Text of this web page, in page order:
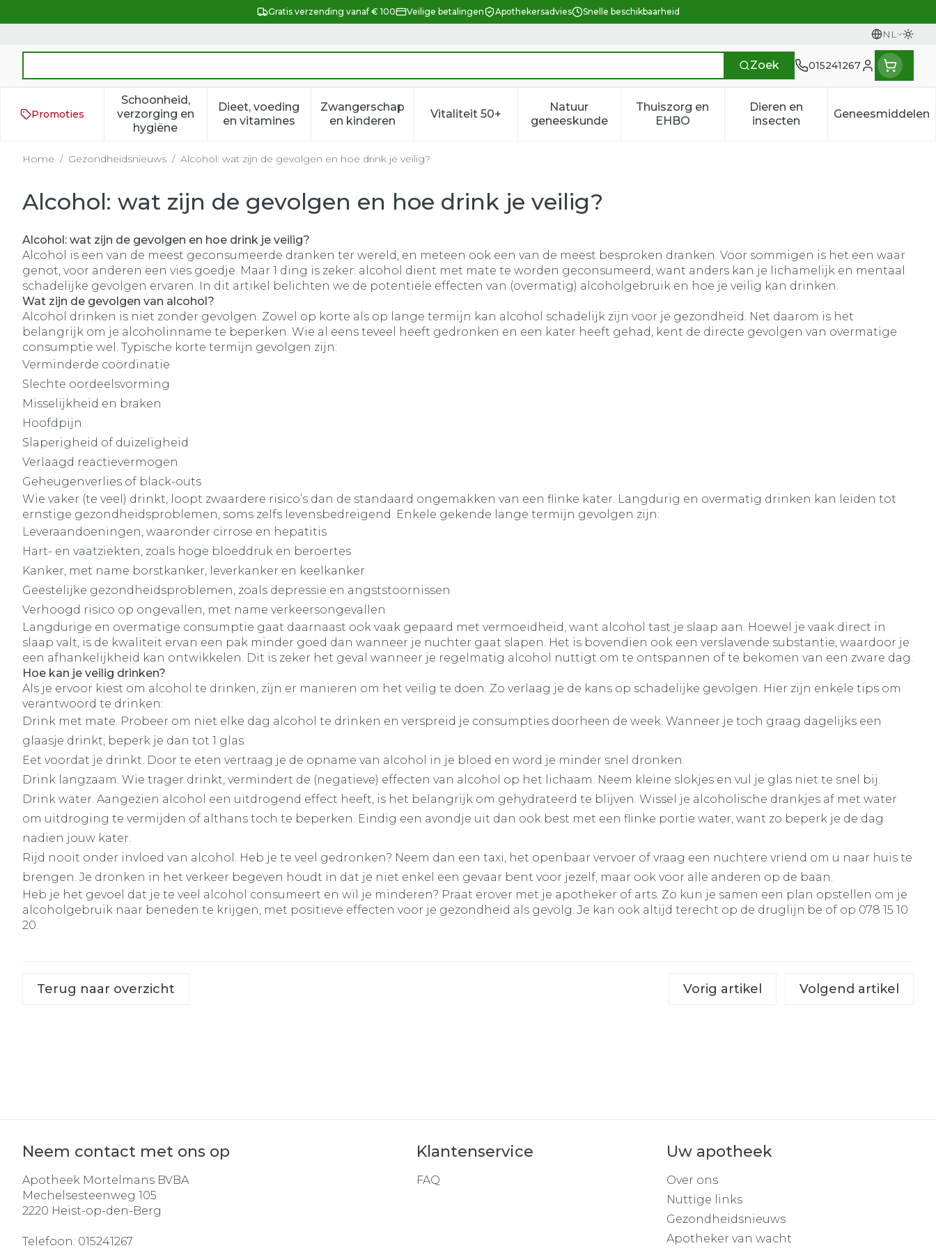
Gratis verzending vanaf € 100 Veilige betalingen Apothekersadvies Snelle beschikbaarheid
NL
Talen
Zoek 015241267
Klant menu
Promoties
Schoonheid,
verzorging en
hygiëne
Toon submenu voor Schoonheid, verzorging en hygiëne categorie
Dieet, voeding
en vitaminesToon submenu voor Dieet, voeding en vitamines categorie
Zwangerschap
en kinderenToon submenu voor Zwangerschap en kinderen categorie
Vitaliteit 50+Toon submenu voor Vitaliteit 50+ categorie
Natuur
geneeskunde
Toon submenu voor Natuur geneeskunde categorie
Thuiszorg en
EHBOToon submenu voor Thuiszorg en EHBO
Dieren en
insectenToon submenu voor Dieren
Geneesmiddelen
Toon
Home / Gezondheidsnieuws / Alcohol: wat zijn de gevolgen en hoe drink je veilig?
Alcohol: wat zijn de gevolgen en hoe drink je veilig?
Alcohol: wat zijn de gevolgen en hoe drink je veilig?
Alcohol is een van de meest geconsumeerde dranken ter wereld, en meteen ook een van de meest besproken dranken. Voor sommigen is het een waar
genot, voor anderen een vies goedje. Maar 1 ding is zeker: alcohol dient met mate te worden geconsumeerd, want anders kan je lichamelijk en mentaal
schadelijke gevolgen ervaren. In dit artikel belichten we de potentiële effecten van (overmatig) alcoholgebruik en hoe je veilig kan drinken.
Wat zijn de gevolgen van alcohol?
Alcohol drinken is niet zonder gevolgen. Zowel op korte als op lange termijn kan alcohol schadelijk zijn voor je gezondheid. Net daarom is het
belangrijk om je alcoholinname te beperken. Wie al eens teveel heeft gedronken en een kater heeft gehad, kent de directe gevolgen van overmatige
consumptie wel. Typische korte termijn gevolgen zijn:
Verminderde coördinatie
Slechte oordeelsvorming
Misselijkheid en braken
Hoofdpijn
Slaperigheid of duizeligheid
Verlaagd reactievermogen
Geheugenverlies of black-outs
Wie vaker (te veel) drinkt, loopt zwaardere risico’s dan de standaard ongemakken van een flinke kater. Langdurig en overmatig drinken kan leiden tot
ernstige gezondheidsproblemen, soms zelfs levensbedreigend. Enkele gekende lange termijn gevolgen zijn:
Leveraandoeningen, waaronder cirrose en hepatitis
Hart- en vaatziekten, zoals hoge bloeddruk en beroertes
Kanker, met name borstkanker, leverkanker en keelkanker
Geestelijke gezondheidsproblemen, zoals depressie en angststoornissen
Verhoogd risico op ongevallen, met name verkeersongevallen
Langdurige en overmatige consumptie gaat daarnaast ook vaak gepaard met vermoeidheid, want alcohol tast je slaap aan. Hoewel je vaak direct in
slaap valt, is de kwaliteit ervan een pak minder goed dan wanneer je nuchter gaat slapen. Het is bovendien ook een verslavende substantie, waardoor je
een afhankelijkheid kan ontwikkelen. Dit is zeker het geval wanneer je regelmatig alcohol nuttigt om te ontspannen of te bekomen van een zware dag.
Hoe kan je veilig drinken?
Als je ervoor kiest om alcohol te drinken, zijn er manieren om het veilig te doen. Zo verlaag je de kans op schadelijke gevolgen. Hier zijn enkele tips om
verantwoord te drinken:
Drink met mate. Probeer om niet elke dag alcohol te drinken en verspreid je consumpties doorheen de week. Wanneer je toch graag dagelijks een
glaasje drinkt, beperk je dan tot 1 glas.
Eet voordat je drinkt. Door te eten vertraag je de opname van alcohol in je bloed en word je minder snel dronken.
Drink langzaam. Wie trager drinkt, vermindert de (negatieve) effecten van alcohol op het lichaam. Neem kleine slokjes en vul je glas niet te snel bij.
Drink water. Aangezien alcohol een uitdrogend effect heeft, is het belangrijk om gehydrateerd te blijven. Wissel je alcoholische drankjes af met water
om uitdroging te vermijden of althans toch te beperken. Eindig een avondje uit dan ook best met een flinke portie water, want zo beperk je de dag
nadien jouw kater.
Rijd nooit onder invloed van alcohol. Heb je te veel gedronken? Neem dan een taxi, het openbaar vervoer of vraag een nuchtere vriend om u naar huis te
brengen. Je dronken in het verkeer begeven houdt in dat je niet enkel een gevaar bent voor jezelf, maar ook voor alle anderen op de baan.
Heb je het gevoel dat je te veel alcohol consumeert en wil je minderen? Praat erover met je apotheker of arts. Zo kun je samen een plan opstellen om je
alcoholgebruik naar beneden te krijgen, met positieve effecten voor je gezondheid als gevolg. Je kan ook altijd terecht op de druglijn.be of op 078 15 10
20.
Terug naar overzicht Vorig artikel Volgend artikel
Neem contact met ons op
Apotheek Mortelmans BVBA
Mechelsesteenweg 105
2220 Heist-op-den-Berg
Telefoon: 015241267
Klantenservice
FAQ
Uw apotheek
Over ons
Nuttige links
Gezondheidsnieuws
Apotheker van wacht